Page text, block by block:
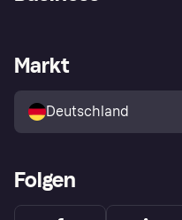
Klarna App
Shops entdecken
Käuferschutzrichtlinie
Händlerportal
Markt
Deutschland
Folgen